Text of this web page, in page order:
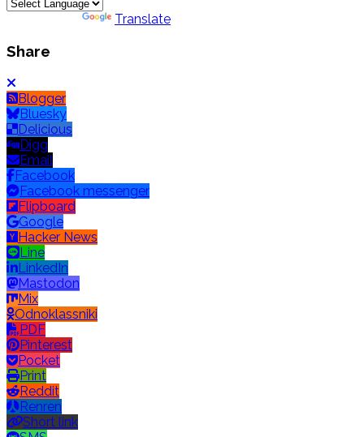
Translate
Share
Blogger
Bluesky
Delicious
Digg
Email
Facebook
Facebook messenger
Flipboard
Google
Hacker News
Line
LinkedIn
Mastodon
Mix
Odnoklassniki
PDF
Pinterest
Pocket
Print
Reddit
Renren
Short link